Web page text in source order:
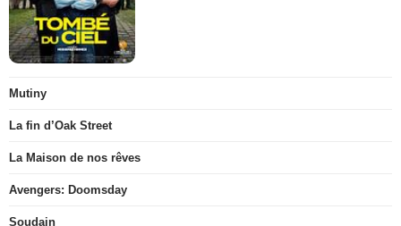
Mutiny
La fin d’Oak Street
La Maison de nos rêves
Avengers: Doomsday
Soudain